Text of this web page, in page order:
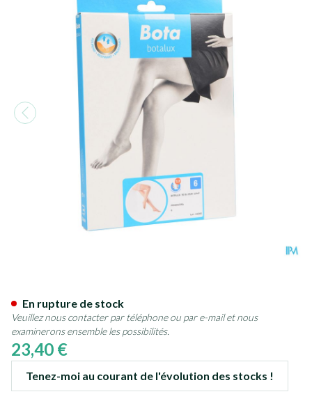
23,40 €
Tenez-moi au courant de l'évolution des stocks !
En rupture de stock
Veuillez nous contacter par téléphone ou par e-mail et nous
examinerons ensemble les possibilités.